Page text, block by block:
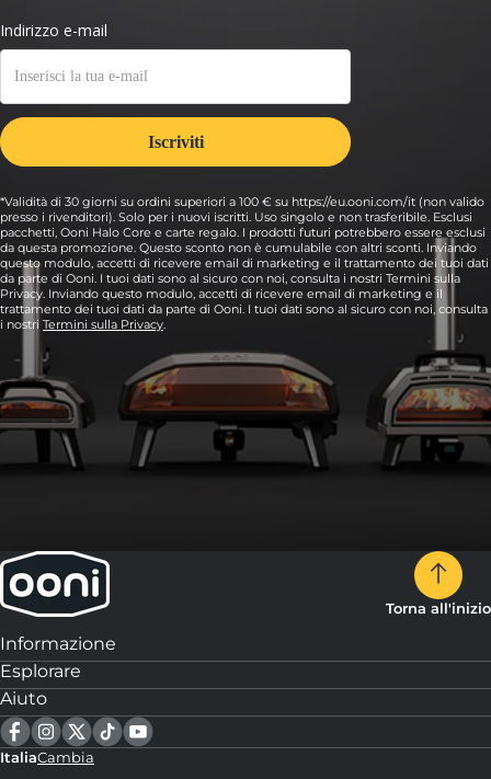
round di pasta.
*Validità di 30 giorni su ordini superiori a 100 € su https://eu.ooni.com/it (non valido
presso i rivenditori). Solo per i nuovi iscritti. Uso singolo e non trasferibile. Esclusi
pacchetti, Ooni Halo Core e carte regalo. I prodotti futuri potrebbero essere esclusi
da questa promozione. Questo sconto non è cumulabile con altri sconti. Inviando
questo modulo, accetti di ricevere email di marketing e il trattamento dei tuoi dati
da parte di Ooni. I tuoi dati sono al sicuro con noi, consulta i nostri Termini sulla
Privacy. Inviando questo modulo, accetti di ricevere email di marketing e il
trattamento dei tuoi dati da parte di Ooni. I tuoi dati sono al sicuro con noi, consulta
i nostri Termini sulla Privacy.
Torna all'inizio
Informazione
Esplorare
Aiuto
ItaliaCambia